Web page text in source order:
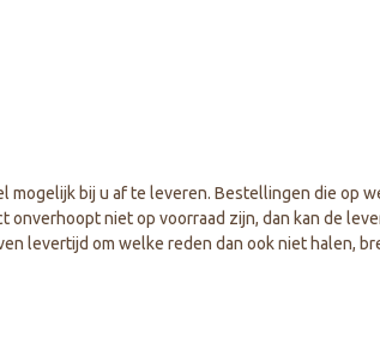
bij u af te leveren. Bestellingen die op
niet op voorraad zijn, dan kan de
levertijd om welke reden dan ook niet halen,